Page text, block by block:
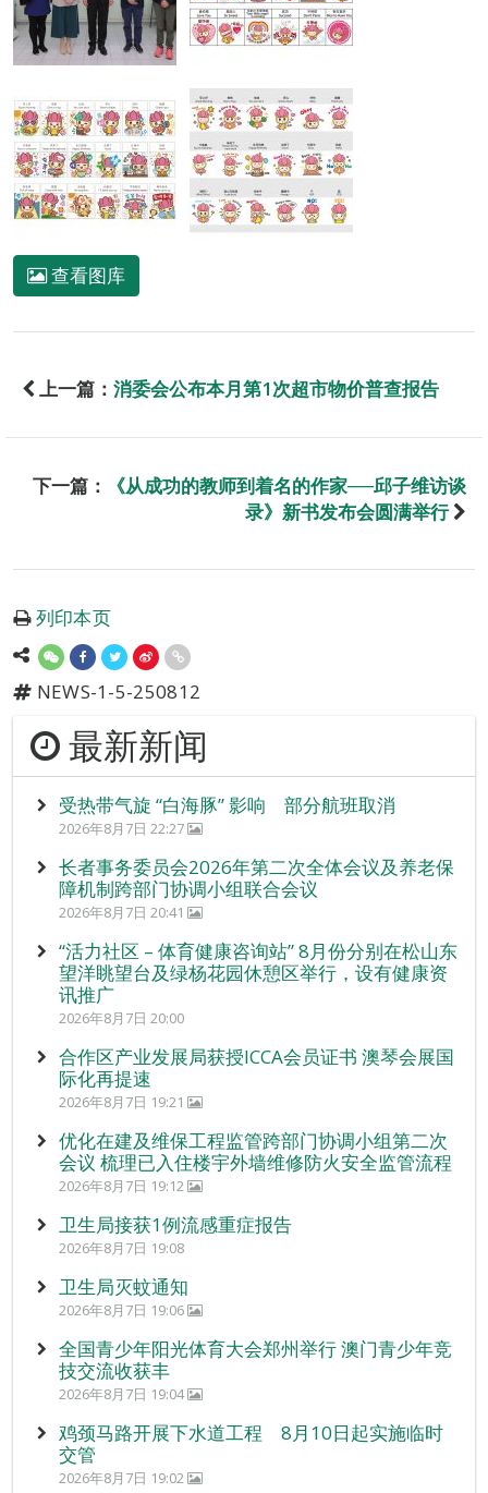
查看图库
上一篇： 消委会公布本月第1次超市物价普查报告
下一篇：
《从成功的教师到着名的作家──邱子维访谈
录》新书发布会圆满举行
列印本页
NEWS-1-5-250812
最新新闻
受热带气旋 “白海豚” 影响 部分航班取消
2026年8月7日 22:27
长者事务委员会2026年第二次全体会议及养老保
障机制跨部门协调小组联合会议
2026年8月7日 20:41
“活力社区 – 体育健康咨询站” 8月份分别在松山东
望洋眺望台及绿杨花园休憩区举行，设有健康资
讯推广
2026年8月7日 20:00
合作区产业发展局获授ICCA会员证书 澳琴会展国
际化再提速
2026年8月7日 19:21
优化在建及维保工程监管跨部门协调小组第二次
会议 梳理已入住楼宇外墙维修防火安全监管流程
2026年8月7日 19:12
卫生局接获1例流感重症报告
2026年8月7日 19:08
卫生局灭蚊通知
2026年8月7日 19:06
全国青少年阳光体育大会郑州举行 澳门青少年竞
技交流收获丰
2026年8月7日 19:04
鸡颈马路开展下水道工程 8月10日起实施临时
交管
2026年8月7日 19:02